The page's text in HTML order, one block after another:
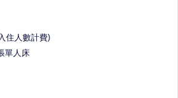
住人數計費)
單人床